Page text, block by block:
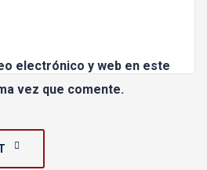
electrónico y web en este
vez que comente.